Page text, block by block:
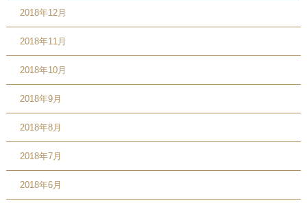
2018年12月
2018年11月
2018年10月
2018年9月
2018年8月
2018年7月
2018年6月